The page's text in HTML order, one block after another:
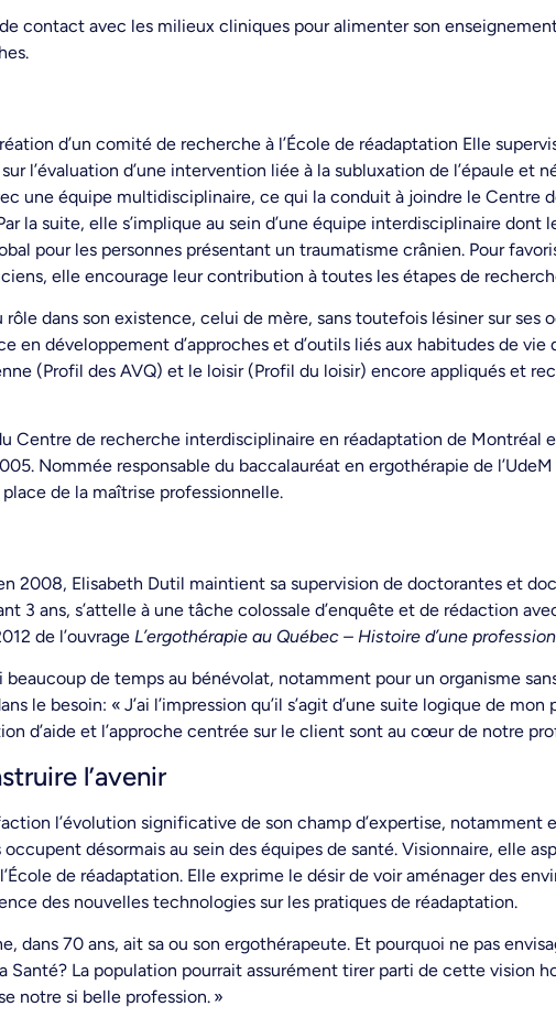
contact avec les milieux cliniques pour alimenter son
d’un comité de recherche à l’École de réadaptation Elle
l’évaluation d’une intervention liée à la subluxation de l’épaule et
une équipe multidisciplinaire, ce qui la conduit à joindre le Centre
la suite, elle s’implique au sein d’une équipe interdisciplinaire dont
pour les personnes présentant un traumatisme crânien. Pour
elle encourage leur contribution à toutes les étapes de
dans son existence, celui de mère, sans toutefois lésiner sur ses
en développement d’approches et d’outils liés aux habitudes de vie
(Profil des AVQ) et le loisir (Profil du loisir) encore appliqués et
Centre de recherche interdisciplinaire en réadaptation de Montréal
Nommée responsable du baccalauréat en ergothérapie de
de la maîtrise professionnelle.
2008, Elisabeth Dutil maintient sa supervision de doctorantes et
3 ans, s’attelle à une tâche colossale d’enquête et de rédaction
de l’ouvrage L’ergothérapie au Québec – Histoire d’une profession
de temps au bénévolat, notamment pour un organisme
le besoin: « J’ai l’impression qu’il s’agit d’une suite logique de mon
d’aide et l’approche centrée sur le client sont au cœur de notre
l’avenir
l’évolution significative de son champ d’expertise, notamment
désormais au sein des équipes de santé. Visionnaire, elle
de réadaptation. Elle exprime le désir de voir aménager des
des nouvelles technologies sur les pratiques de réadaptation.
dans 70 ans, ait sa ou son ergothérapeute. Et pourquoi ne pas
Santé? La population pourrait assurément tirer parti de cette vision
notre si belle profession. »